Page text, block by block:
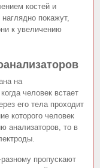
костей и
покажут,
к увеличению
на
человек встает
его тела проходит
которого человек
анализаторов, то в
пропускают